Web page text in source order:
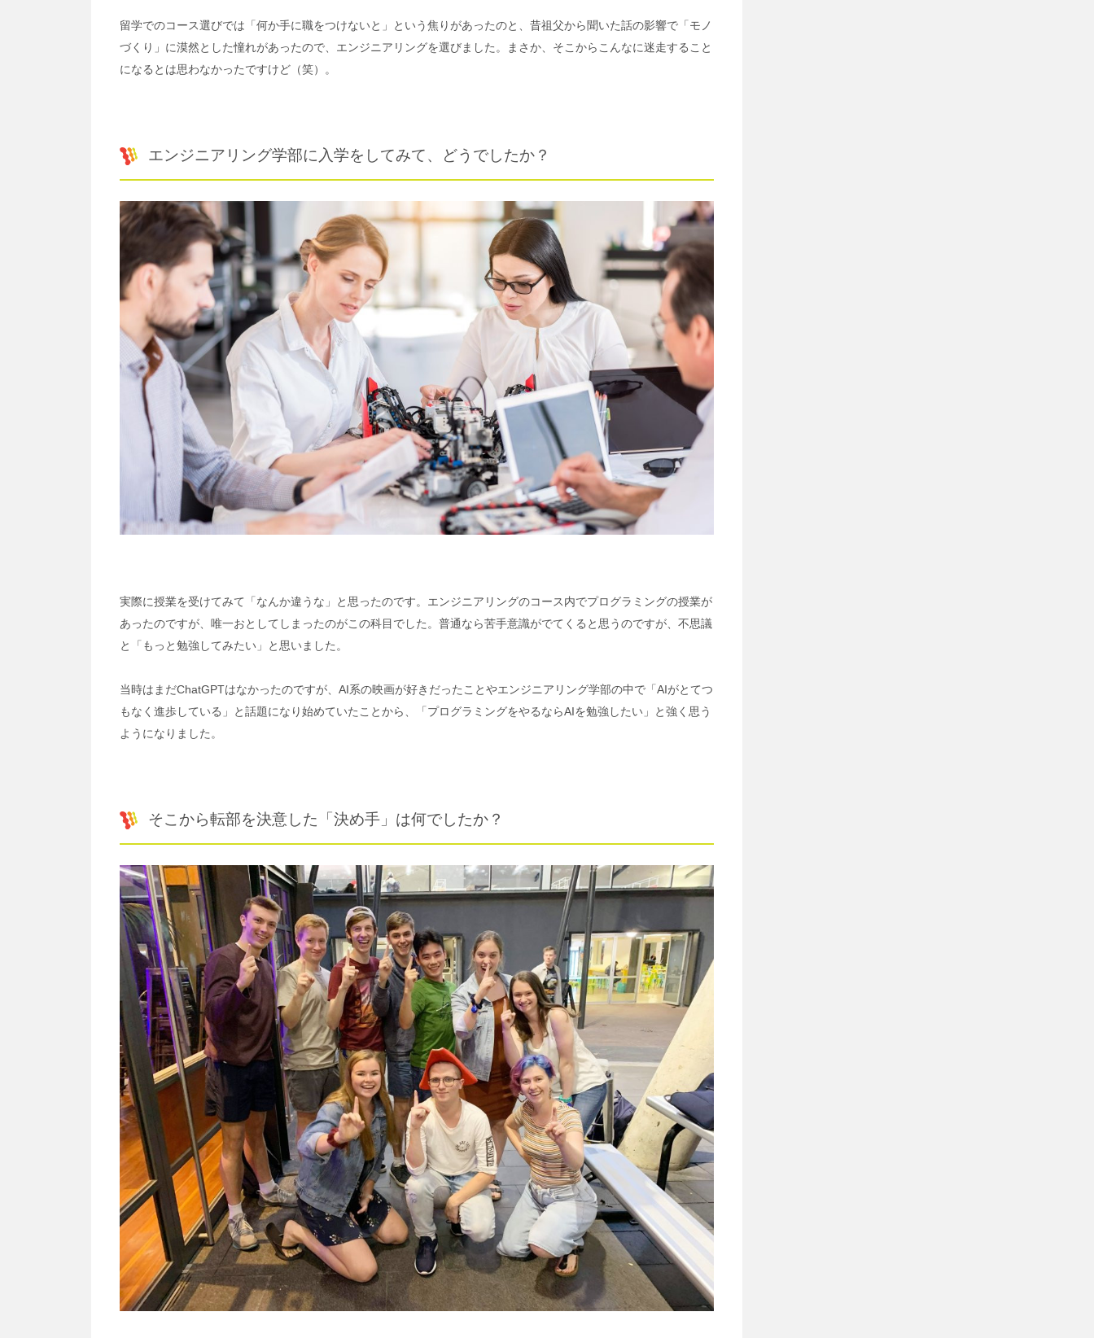
留学でのコース選びでは「何か手に職をつけないと」という焦りがあったのと、昔祖父から聞いた話の影響で「モノ
づくり」に漠然とした憧れがあったので、エンジニアリングを選びました。まさか、そこからこんなに迷走すること
になるとは思わなかったですけど（笑）。
エンジニアリング学部に入学をしてみて、どうでしたか？
実際に授業を受けてみて「なんか違うな」と思ったのです。エンジニアリングのコース内でプログラミングの授業が
あったのですが、唯一おとしてしまったのがこの科目でした。普通なら苦手意識がでてくると思うのですが、不思議
と「もっと勉強してみたい」と思いました。
当時はまだChatGPTはなかったのですが、AI系の映画が好きだったことやエンジニアリング学部の中で「AIがとてつ
もなく進歩している」と話題になり始めていたことから、「プログラミングをやるならAIを勉強したい」と強く思う
ようになりました。
そこから転部を決意した「決め手」は何でしたか？